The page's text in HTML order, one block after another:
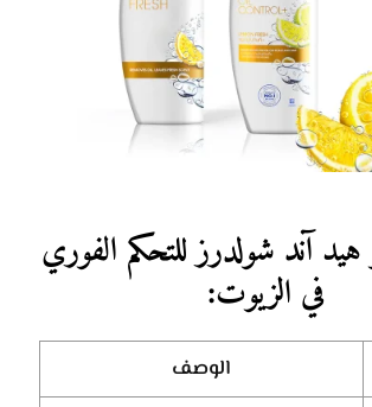
آند شولدرز للتحكم الفوري
في الزيوت:
الوصف